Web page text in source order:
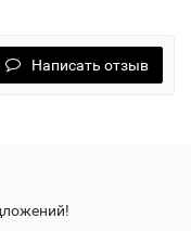
Написать отзыв